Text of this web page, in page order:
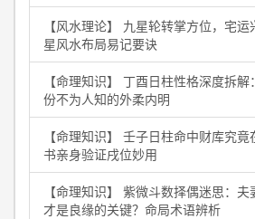
【风水理论】 九星轮转掌方位，宅
星风水布局易记要诀
【命理知识】 丁酉日柱性格深度拆
份不为人知的外柔内明
【命理知识】 壬子日柱命中财库究
书亲身验证戌位妙用
【命理知识】 紫微斗数择偶迷思：
才是良缘的关键？命局术语辨析